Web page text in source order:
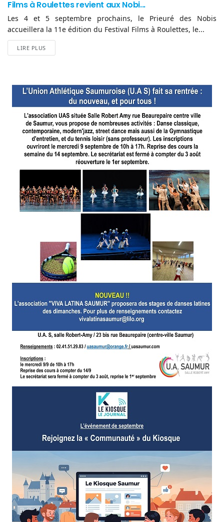
Films à Roulettes revient aux Nobi...
Les 4 et 5 septembre prochains, le Prieuré des Nobis
accueillera la 11e édition du Festival Films à Roulettes, le...
LIRE PLUS